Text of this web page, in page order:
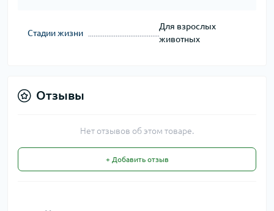
Стадии жизни
Для взрослых
животных
Отзывы
Нет отзывов об этом товаре.
+ Добавить отзыв